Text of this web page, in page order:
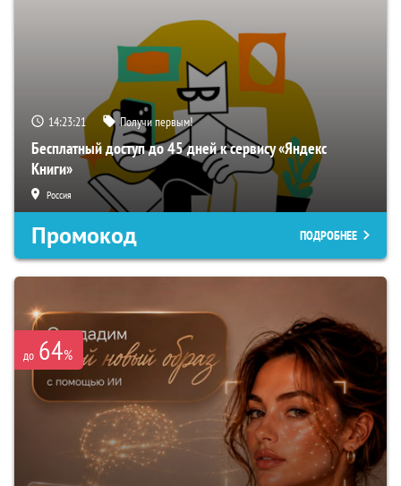
14:23:20 Получи первым!
Бесплатный доступ до 45 дней к сервису «Яндекс
Книги»
Россия
Промокод ПОДРОБНЕЕ
до 64%